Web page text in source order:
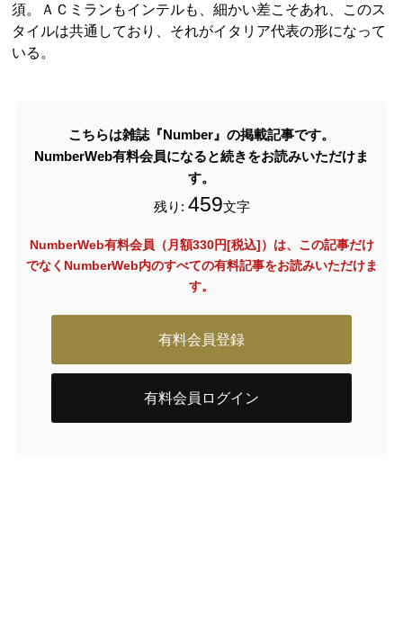
須。ＡＣミランもインテルも、細かい差こそあれ、このス
タイルは共通しており、それがイタリア代表の形になって
いる。
こちらは雑誌『Number』の掲載記事です。
NumberWeb有料会員になると続きをお読みいただけま
す。
残り: 459文字
NumberWeb有料会員（月額330円[税込]）は、この記事だけ
でなく NumberWeb内のすべての有料記事をお読みいただけま
す。
有料会員登録
有料会員ログイン